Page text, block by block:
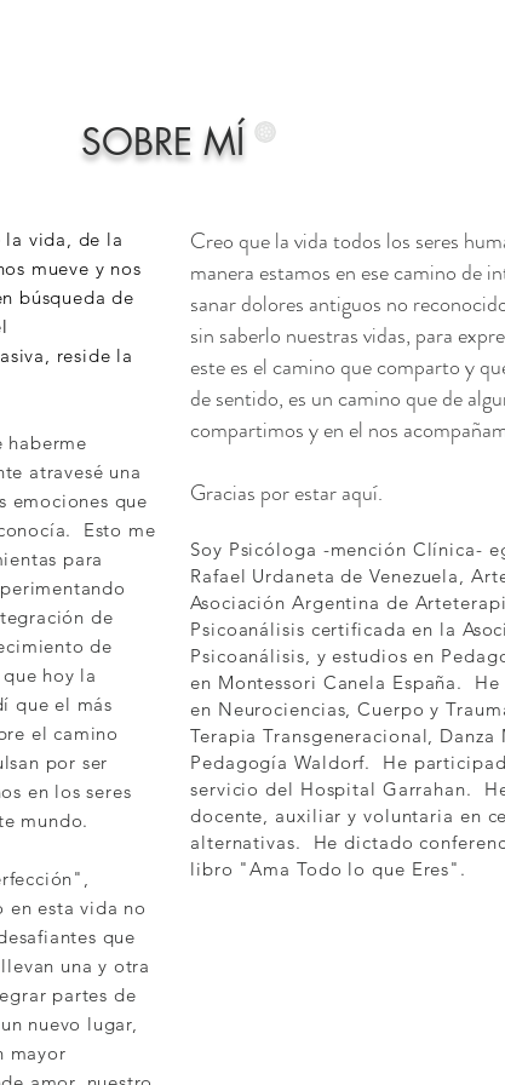
SOBRE MÍ
la vida, de la
mueve y nos
búsqueda de
reside la
haberme
atravesé una
emociones que
Esto me
para
de
de
hoy la
que el más
el camino
por ser
en los seres
mundo.
en esta vida no
que
una y otra
partes de
nuevo lugar,
mayor
Creo que la vida todos los seres
manera estamos en ese camino de
sanar dolores antiguos no
sin saberlo nuestras vidas, para
este es el camino que comparto y
de sentido, es un camino que de
compartimos y en el nos
Gracias por estar aquí.
Soy Psicóloga -mención Clínica-
Rafael Urdaneta de Venezuela,
Asociación Argentina de
Psicoanálisis certificada en la
Psicoanálisis, y estudios en
en Montessori Canela España.
en Neurociencias, Cuerpo y
Terapia Transgeneracional,
Pedagogía Waldorf. He
servicio del Hospital Garrahan.
docente, auxiliar y voluntaria en
alternativas. He dictado
libro "Ama Todo lo que Eres".